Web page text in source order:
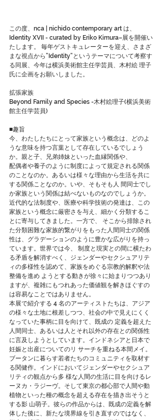
この度、nca | nichido contemporary art は、
Identity XVII - curated by Eriko Kimura–展を開催い
たします。 毎年ゲストキュレーターを迎え、さまざ
まな視点から”Identity”というテーマについて考察す
る同展、今年は横浜美術館主任学芸員、木村絵 理子
氏に企画をお願いしました。
拡張家族
Beyond Family and Species -木村絵理子(横浜美術
館主任学芸員)
■趣旨
今、わたしたちにとって家族という概念は、どのよ
うな意味を持つ言葉として存在しているでしょう
か。親と子、兄弟姉妹といった血縁関係や、
配偶者や養子のように制度によって規定される関係
のことなのか。あるいは様々な理由から生活を共に
する関係ことなのか。いや、そもそも人 間同士でし
か家族という関係は結べないものなのでしょうか。
近代的な法制度や、医療や科学技術の発達は、この
家族という概念に厳密さを与え、細かく分類するこ
とに寄与してきました。一方で、 そこから排除され
た分類困難な家族的繋がりをもった人間同士の関係
性は、グラデーションのように豊かな広がりを持っ
ています。世界では今、 制度と現実との間に横たわ
る矛盾を解消すべく、ジェンダーやセクシュアリテ
ィの多様性を認めて、家族をめぐる宗教的解釈や法
整備を進め ようとする動きが徐々に始まりつつあり
ますが、複雑にもつれあった価値観を解きほぐすの
は容易なことではありません。
本展で紹介する 4 名のアーティストたちは、アジア
の様々な土地に根差しつつ、社会の中で見えにくく
なっていた事柄に目を向けて、既成の 定義を超えた
人間同士、あるいは人とそれ以外の存在との関係性
に言及しようとしています。インドネシアと日本で
妊娠と出産についてのリ サーチを重ねる本間メイ。
ブータンに暮らす若者たちのコミュニティを取材す
る関健作。インドにおいてジェンダーやセクシュア
リティの観点から多 様な人間の生活に目を向けるレ
ーヌカ・ラジーヴ。そして東京の都心部で人間や動
植物といった種の概念を超える存在を描き出そうと
する影 山萌子。彼らの作品からは、既成の定義を解
体した後に、新たな境界線を引き直すのではなく、